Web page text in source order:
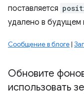
поставляется
удалено в будущем
Сообщение в блоге|
Обновите
использовать